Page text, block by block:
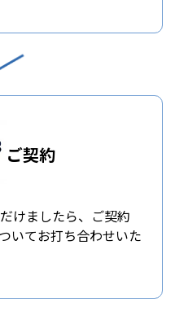
ご契約
けましたら、ご契約
いてお打ち合わせいた